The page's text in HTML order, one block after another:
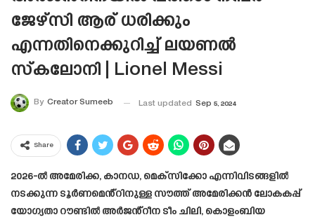
ജേഴ്സി ആര് ധരിക്കും
എന്നതിനെക്കുറിച്ച് ലയണൽ
സ്‌കലോനി | Lionel Messi
By Creator Sumeeb Last updated Sep 5, 2024
Share
2026-ൽ അമേരിക്ക, കാനഡ, മെക്‌സിക്കോ എന്നിവിടങ്ങളിൽ
നടക്കുന്ന ടൂർണമെൻ്റിനുള്ള സൗത്ത് അമേരിക്കൻ ലോകകപ്പ്
യോഗ്യതാ റൗണ്ടിൽ അർജൻ്റീന ടീം ചിലി, കൊളംബിയ